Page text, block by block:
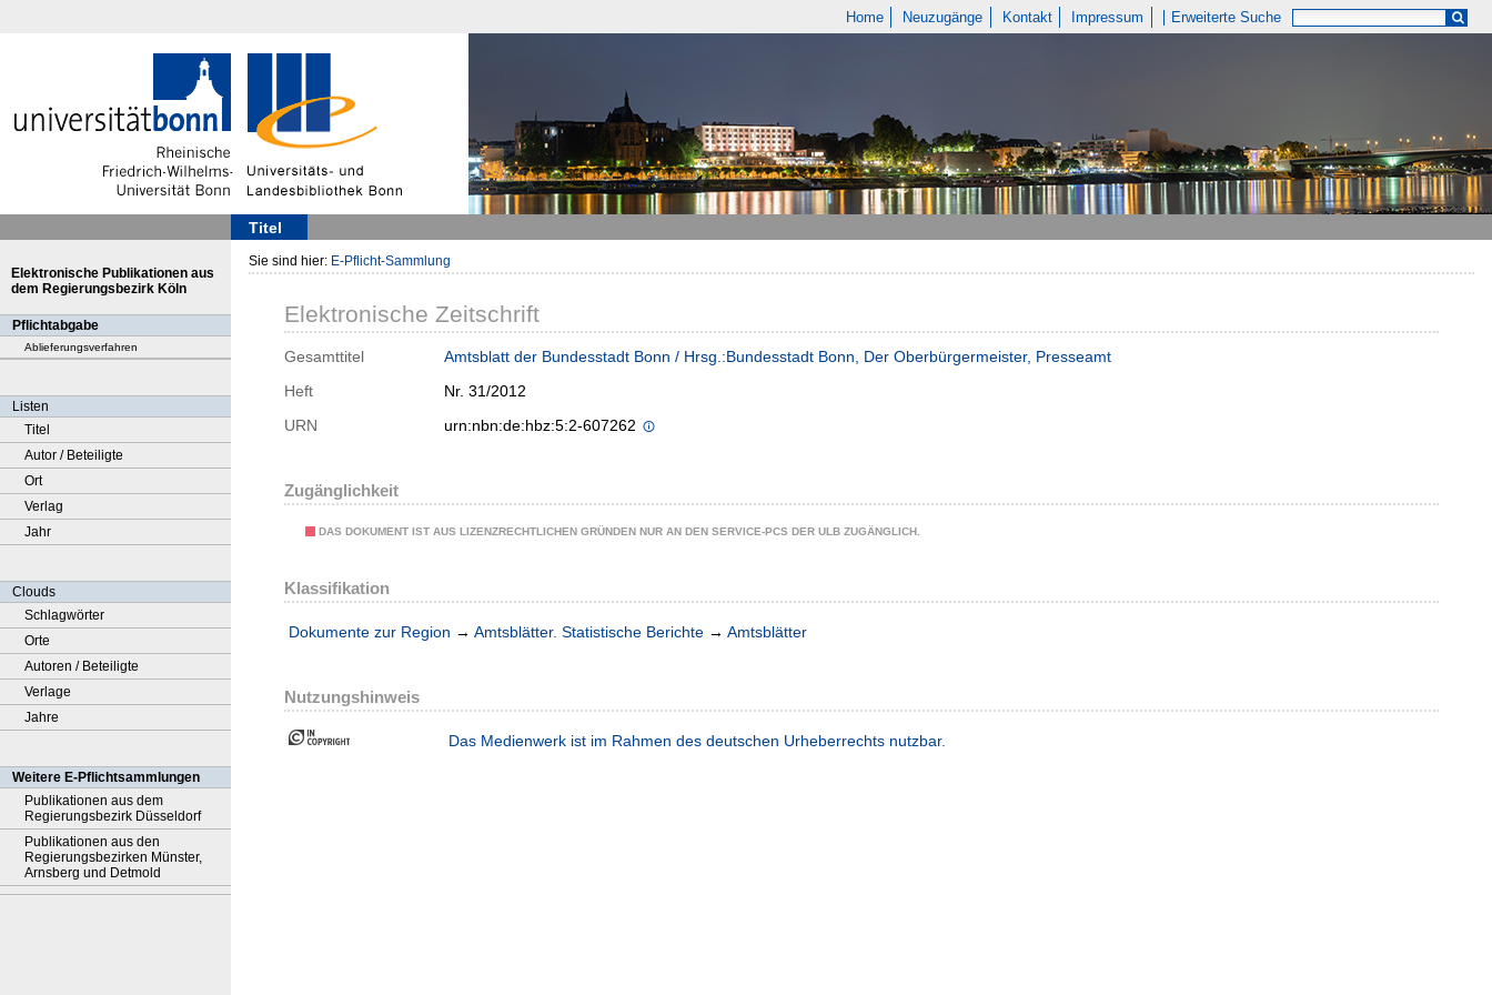
Home Neuzugänge Kontakt Impressum Erweiterte Suche
Titel
Elektronische Publikationen aus
dem Regierungsbezirk Köln
Pflichtabgabe
Ablieferungsverfahren
Listen
Titel
Autor / Beteiligte
Ort
Verlag
Jahr
Clouds
Schlagwörter
Orte
Autoren / Beteiligte
Verlage
Jahre
Weitere E-Pflichtsammlungen
Publikationen aus dem
Regierungsbezirk Düsseldorf
Publikationen aus den
Regierungsbezirken Münster,
Arnsberg und Detmold
Sie sind hier: E-Pflicht-Sammlung
Elektronische Zeitschrift
Gesamttitel
Amtsblatt der Bundesstadt Bonn / Hrsg.:Bundesstadt Bonn, Der Oberbürgermeister, Presseamt
Heft
Nr. 31/2012
URN
urn:nbn:de:hbz:5:2-607262
Zugänglichkeit
DAS DOKUMENT IST AUS LIZENZRECHTLICHEN GRÜNDEN NUR AN DEN SERVICE-PCS DER ULB ZUGÄNGLICH.
Klassifikation
Dokumente zur Region → Amtsblätter. Statistische Berichte → Amtsblätter
Nutzungshinweis
Das Medienwerk ist im Rahmen des deutschen Urheberrechts nutzbar.